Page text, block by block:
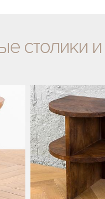
столики